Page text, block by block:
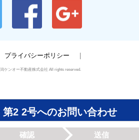
プライバシーポリシー
ケンオー不動産株式会社 All rights reserved.
2 2号へのお問い合わせ
確認 送信